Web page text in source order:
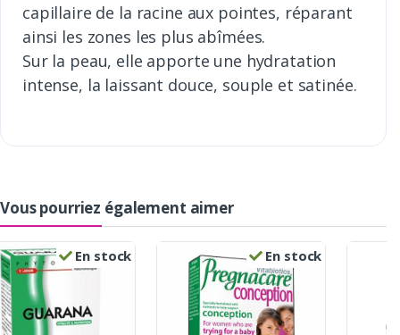
capillaire de la racine aux pointes, réparant
ainsi les zones les plus abîmées.
Sur la peau, elle apporte une hydratation
intense, la laissant douce, souple et satinée.
Vous pourriez également aimer
En stock En stock